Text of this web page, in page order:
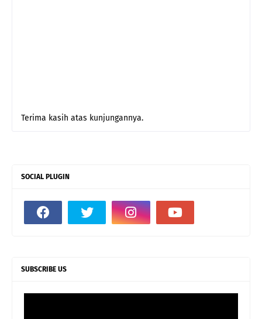
Terima kasih atas kunjungannya.
SOCIAL PLUGIN
SUBSCRIBE US